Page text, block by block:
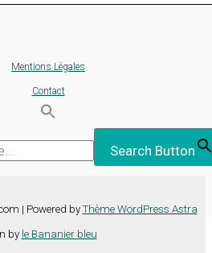
Mentions Légales
Contact
Search Button
| Powered by Thème WordPress Astra
by le Bananier bleu